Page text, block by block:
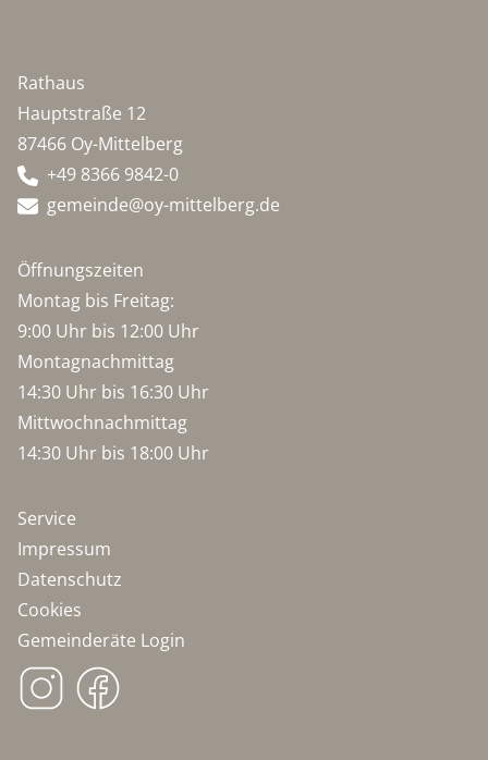
Rathaus
Hauptstraße 12
87466 Oy-Mittelberg
+49 8366 9842-0
gemeinde@oy-mittelberg.de
Öffnungszeiten
Montag bis Freitag:
9:00 Uhr bis 12:00 Uhr
Montagnachmittag
14:30 Uhr bis 16:30 Uhr
Mittwochnachmittag
14:30 Uhr bis 18:00 Uhr
Service
Impressum
Datenschutz
Cookies
Gemeinderäte Login